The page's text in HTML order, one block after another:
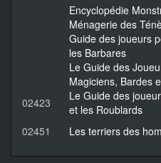
Encyclopédie
Ménagerie des
Guide des joueurs
les Barbares
Le Guide des
Magiciens, Bardes
02423
Le Guide des
et les Roublards
02451
Les terriers des